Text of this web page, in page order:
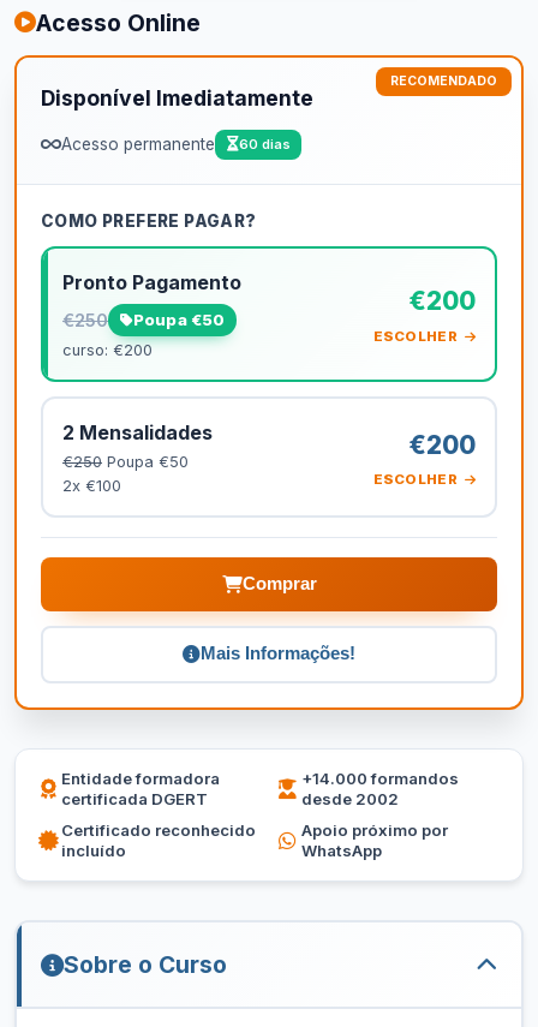
Acesso Online
Disponível Imediatamente
Acesso permanente 60 dias
COMO PREFERE PAGAR?
Pronto Pagamento
€250 Poupa €50
curso: €200
€200
ESCOLHER
2 Mensalidades
€250 Poupa €50
2x €100
€200
ESCOLHER
Comprar
Mais Informações!
Entidade formadora
certificada DGERT
+14.000 formandos
desde 2002
Certificado reconhecido
incluído
Apoio próximo por
WhatsApp
Sobre o Curso